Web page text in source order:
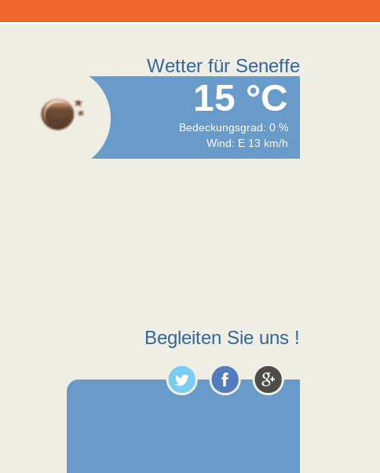
Wetter für Seneffe
15 °C
Bedeckungsgrad: 0 %
Wind: E 13 km/h
Begleiten Sie uns !